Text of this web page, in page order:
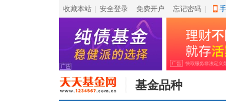
收藏本站 安全登录 免费开户 忘记密码
基金品种